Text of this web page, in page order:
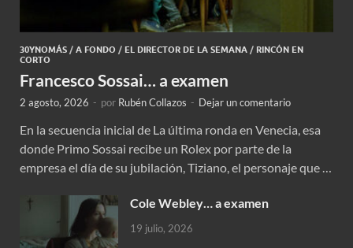
30YNOMÁS / A FONDO / EL DIRECTOR DE LA SEMANA / RINCÓN EN
CORTO
Francesco Sossai… a examen
2 agosto, 2026 - por Rubén Collazos - Dejar un comentario
En la secuencia inicial de La última ronda en Venecia, esa
donde Primo Sossai recibe un Rolex por parte de la
empresa el día de su jubilación, Tiziano, el personaje que …
Cole Webley… a examen
19 julio, 2026